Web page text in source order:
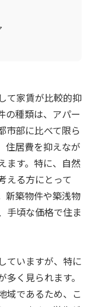
て家賃が比較的抑
の種類は、アパー
市部に比べて限ら
住居費を抑えなが
ます。特に、自然
える方にとって
新築物件や築浅物
手頃な価格で住ま
ていますが、特に
く見られます。
域であるため、こ